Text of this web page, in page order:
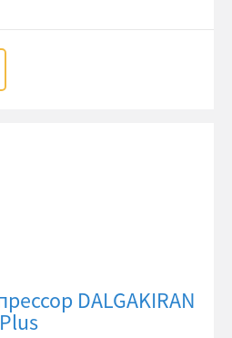
DALGAKIRAN